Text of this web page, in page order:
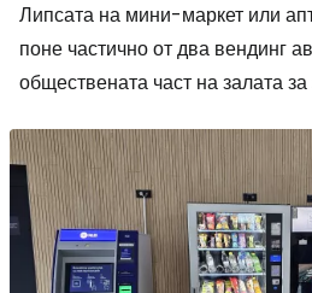
Липсата на мини-маркет или
поне частично от два вендинг
обществената част на залата